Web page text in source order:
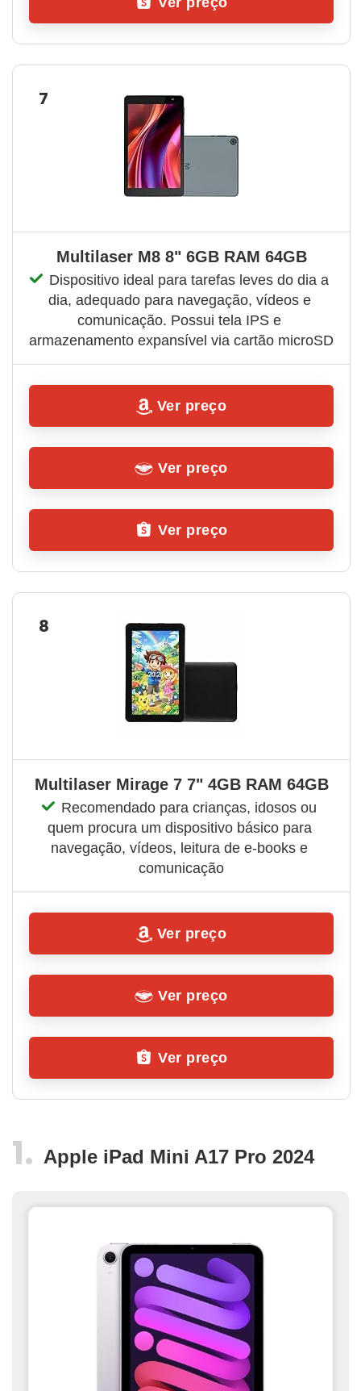
7
Multilaser M8 8" 6GB RAM 64GB
Dispositivo ideal para tarefas leves do dia a
dia, adequado para navegação, vídeos e
comunicação. Possui tela IPS e
armazenamento expansível via cartão microSD
Ver preço
Ver preço
Ver preço
8
Multilaser Mirage 7 7" 4GB RAM 64GB
Recomendado para crianças, idosos ou
quem procura um dispositivo básico para
navegação, vídeos, leitura de e-books e
comunicação
Ver preço
Ver preço
Ver preço
Apple iPad Mini A17 Pro 2024